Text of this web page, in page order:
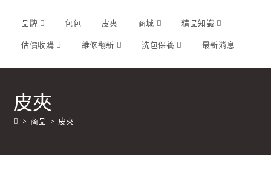
品牌 包包 皮夾 商城 精品知識
估價收購 維修翻新 洗包保養 最新消息
皮夾
> 商品 > 皮夾